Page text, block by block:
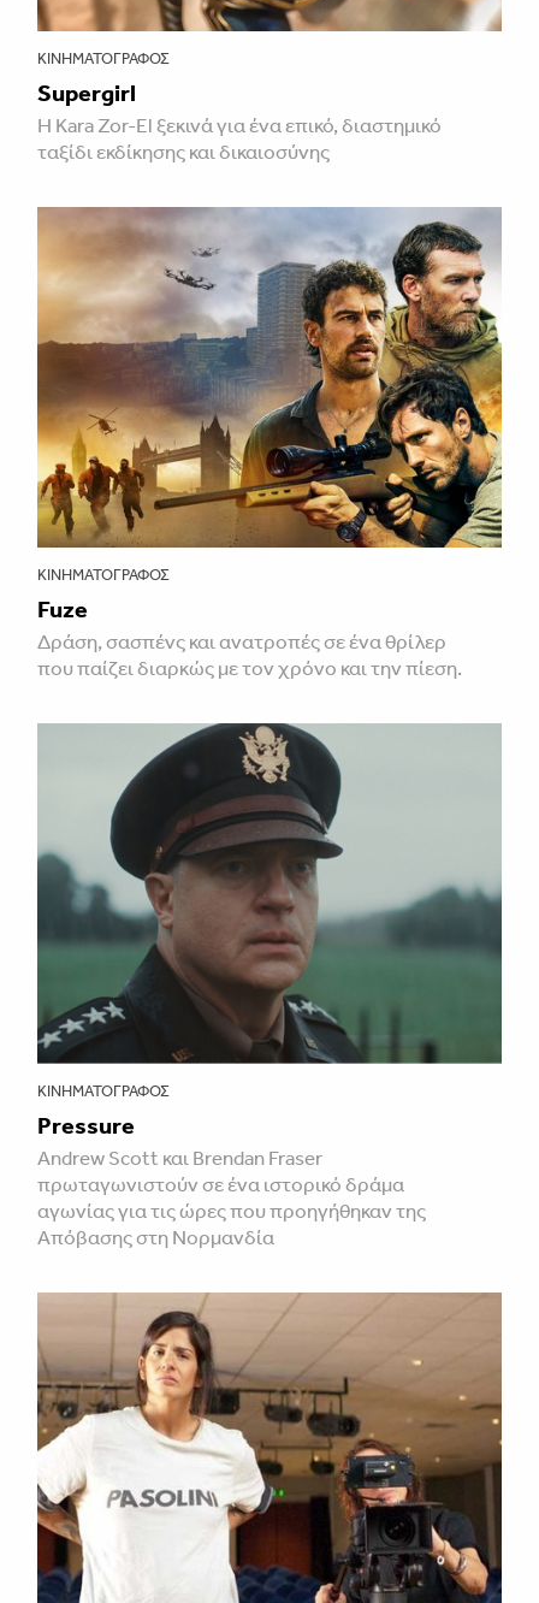
ΚΙΝΗΜΑΤΟΓΡΆΦΟΣ
Supergirl
Η Kara Zor-El ξεκινά για ένα επικό, διαστημικό
ταξίδι εκδίκησης και δικαιοσύνης
ΚΙΝΗΜΑΤΟΓΡΆΦΟΣ
Fuze
Δράση, σασπένς και ανατροπές σε ένα θρίλερ
που παίζει διαρκώς με τον χρόνο και την πίεση.
ΚΙΝΗΜΑΤΟΓΡΆΦΟΣ
Pressure
Andrew Scott και Brendan Fraser
πρωταγωνιστούν σε ένα ιστορικό δράμα
αγωνίας για τις ώρες που προηγήθηκαν της
Απόβασης στη Νορμανδία